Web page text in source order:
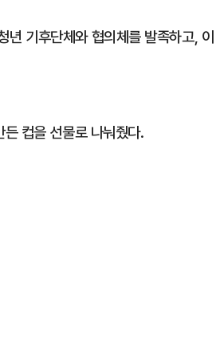
년 기후단체와 협의체를 발족하고, 이
컵을 선물로 나눠줬다.